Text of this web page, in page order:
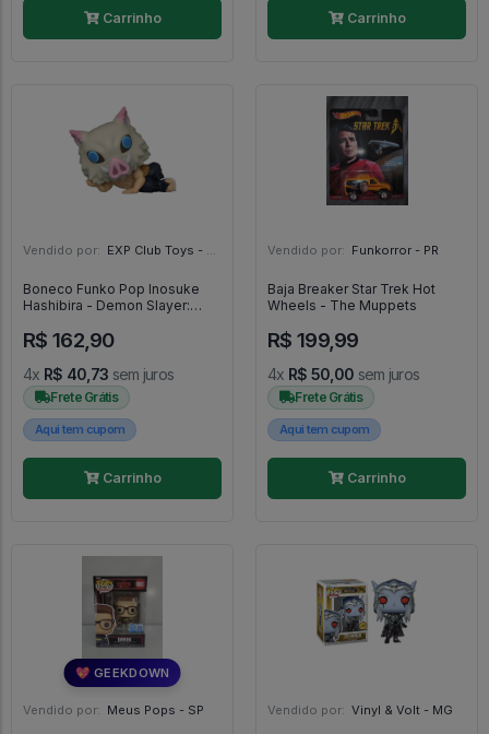
Carrinho Carrinho
Vendido por: EXP Club Toys - SP
Boneco Funko Pop Inosuke
Hashibira - Demon Slayer:
R$ 162,90
4x R$ 40,73 sem juros
Frete Grátis
Aqui tem cupom
Carrinho
Vendido por: Funkorror - PR
Baja Breaker Star Trek Hot
Wheels - The Muppets
R$ 199,99
4x R$ 50,00 sem juros
Frete Grátis
Aqui tem cupom
Carrinho
💖 GEEKDOWN
Vendido por: Meus Pops - SP Vendido por: Vinyl & Volt - MG